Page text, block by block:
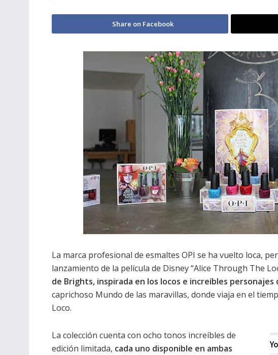
Share on Facebook
La marca profesional de esmaltes OPI se ha vuelto loca,
lanzamiento de la película de Disney “Alice Through The
de Brights, inspirada en los locos e increíbles personajes
caprichoso Mundo de las maravillas, donde viaja en el
Loco.
La colección cuenta con ocho tonos increíbles de
edición limitada, cada uno disponible en ambas